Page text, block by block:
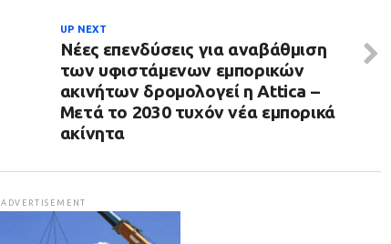
UP NEXT
Νέες επενδύσεις για αναβάθμιση
των υφιστάμενων εμπορικών
ακινήτων δρομολογεί η Attica –
Μετά το 2030 τυχόν νέα εμπορικά
ακίνητα
ADVERTISEMENT